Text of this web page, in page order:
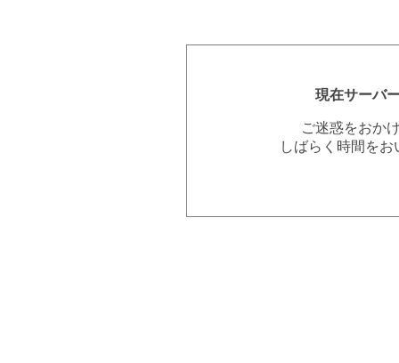
現在サーバ
ご迷惑をおか
しばらく時間を